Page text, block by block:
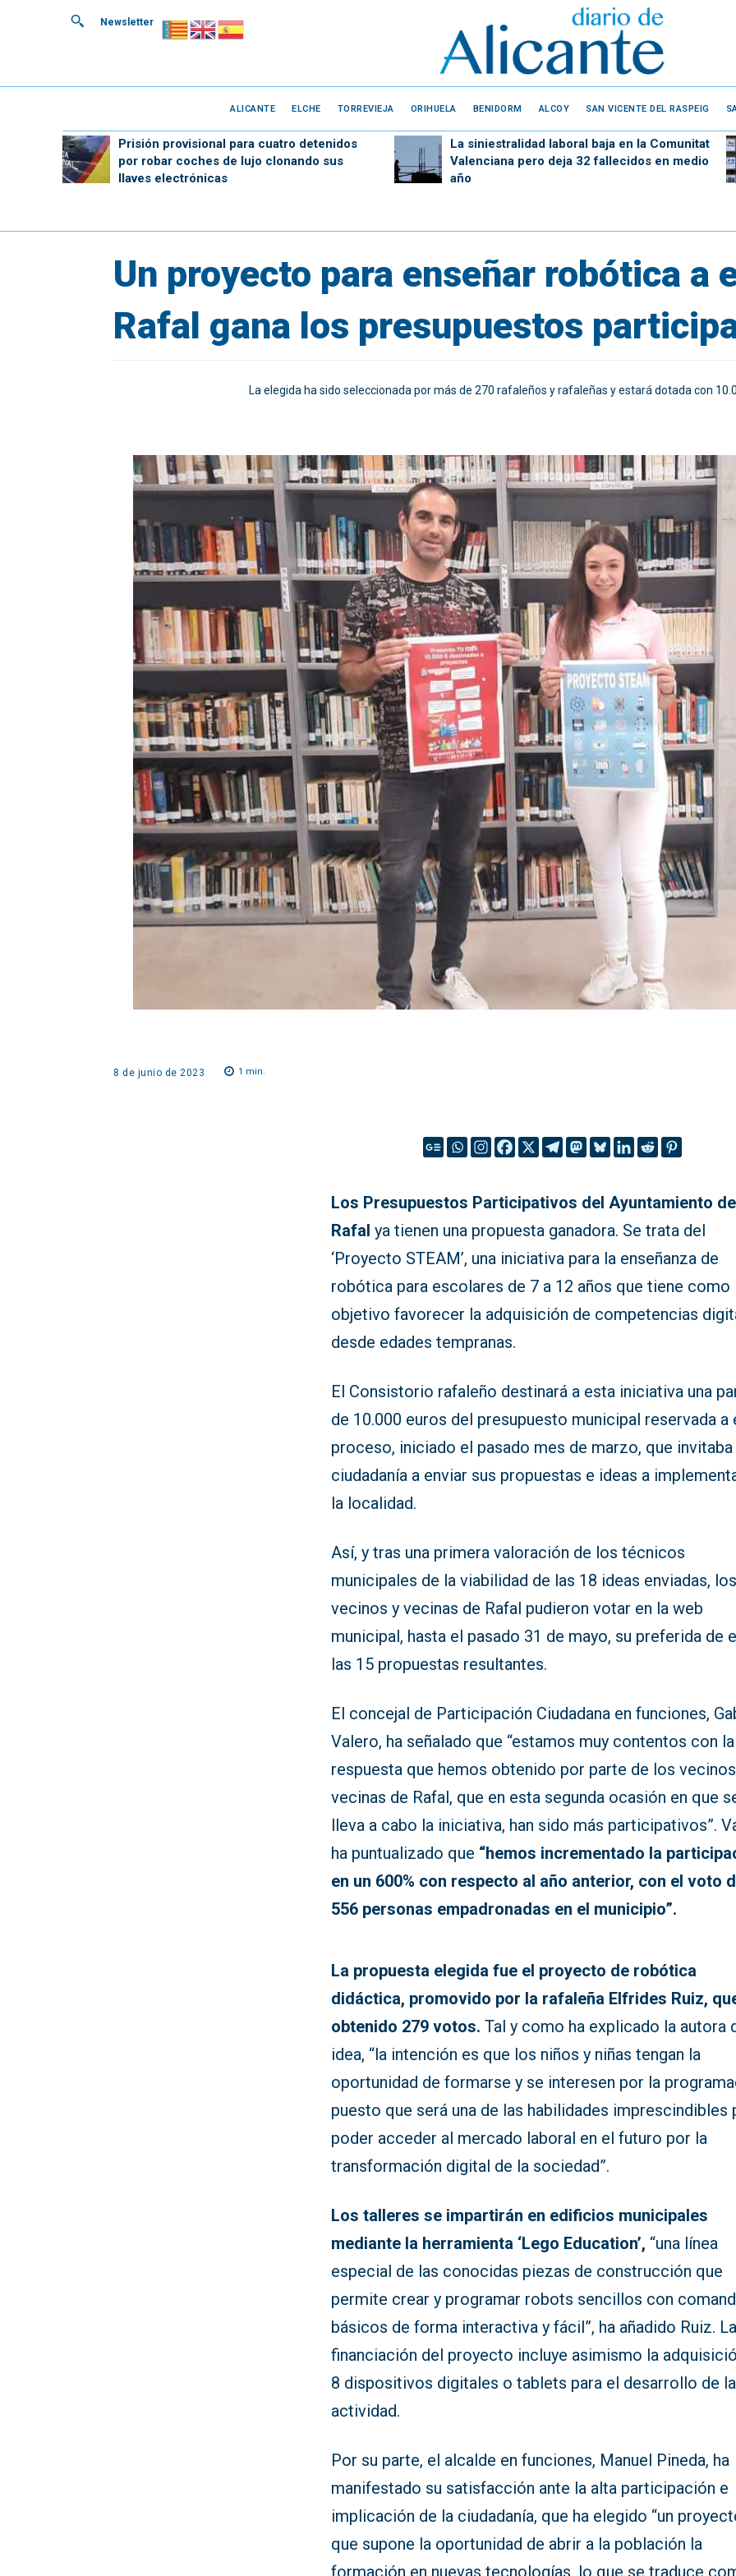
Newsletter
ALICANTE ELCHE TORREVIEJA ORIHUELA BENIDORM ALCOY SAN VICENTE DEL RASPEIG
Prisión provisional para cuatro detenidos
por robar coches de lujo clonando sus
llaves electrónicas
La siniestralidad laboral baja en la Comunitat
Valenciana pero deja 32 fallecidos en medio
año
Un proyecto para enseñar robótica a
Rafal gana los presupuestos
La elegida ha sido seleccionada por más de 270 rafaleños y rafaleñas y estará dotada con
8 de junio de 2023 1 min.
Los Presupuestos Participativos del Ayuntamiento de
Rafalya tienen una propuesta ganadora. Se trata del
‘Proyecto STEAM’, una iniciativa para la enseñanza de
robótica para escolares de 7 a 12 años que tiene como
objetivo favorecer la adquisición de competencias
desde edades tempranas.
El Consistorio rafaleño destinará a esta iniciativa una
de 10.000 euros del presupuesto municipal reservada a
proceso, iniciado el pasado mes de marzo, que invitaba
ciudadanía a enviar sus propuestas e ideas a
la localidad.
Así, y tras una primera valoración de los técnicos
municipales de la viabilidad de las 18 ideas enviadas, los
vecinos y vecinas de Rafal pudieron votar en la web
municipal, hasta el pasado 31 de mayo, su preferida de
las 15 propuestas resultantes.
El concejal de Participación Ciudadana en funciones,
Valero, ha señalado que “estamos muy contentos con la
respuesta que hemos obtenido por parte de los
vecinas de Rafal, que en esta segunda ocasión en que
lleva a cabo la iniciativa, han sido más participativos”.
ha puntualizado que “hemos incrementado la
en un 600% con respecto al año anterior, con el voto
556 personas empadronadas en el municipio”.
La propuesta elegida fue el proyecto de robótica
didáctica, promovido por la rafaleña Elfrides Ruiz,
obtenido 279 votos. Tal y como ha explicado la autora
idea, “la intención es que los niños y niñas tengan la
oportunidad de formarse y se interesen por la
puesto que será una de las habilidades imprescindibles
poder acceder al mercado laboral en el futuro por la
transformación digital de la sociedad”.
Los talleres se impartirán en edificios municipales
mediante la herramienta ‘Lego Education’, “una línea
especial de las conocidas piezas de construcción que
permite crear y programar robots sencillos con
básicos de forma interactiva y fácil”, ha añadido Ruiz. La
financiación del proyecto incluye asimismo la
8 dispositivos digitales o tablets para el desarrollo de la
actividad.
Por su parte, el alcalde en funciones, Manuel Pineda, ha
manifestado su satisfacción ante la alta participación e
implicación de la ciudadanía, que ha elegido “un
que supone la oportunidad de abrir a la población la
formación en nuevas tecnologías, lo que se traduce